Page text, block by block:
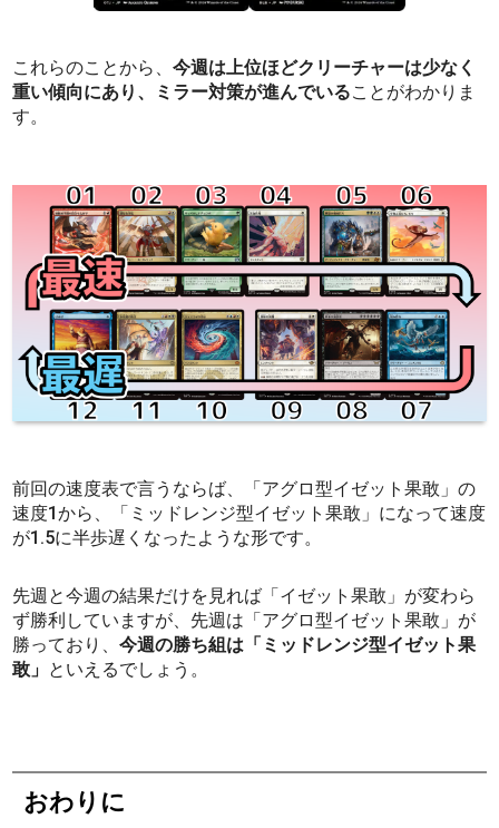
これらのことから、今週は上位ほどクリーチャーは少なく
重い傾向にあり、ミラー対策が進んでいることがわかりま
す。
前回の速度表で言うならば、「アグロ型イゼット果敢」の
速度1から、「ミッドレンジ型イゼット果敢」になって速度
が1.5に半歩遅くなったような形です。
先週と今週の結果だけを見れば「イゼット果敢」が変わら
ず勝利していますが、先週は「アグロ型イゼット果敢」が
勝っており、今週の勝ち組は「ミッドレンジ型イゼット果
敢」 といえるでしょう。
おわりに